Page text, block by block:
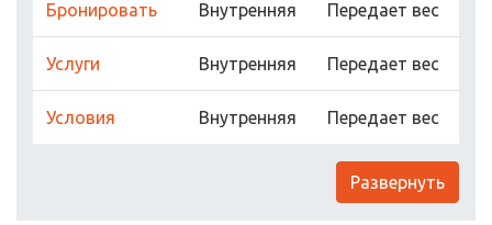
Бронировать Внутренняя Передает вес
Услуги Внутренняя Передает вес
Условия Внутренняя Передает вес
Развернуть